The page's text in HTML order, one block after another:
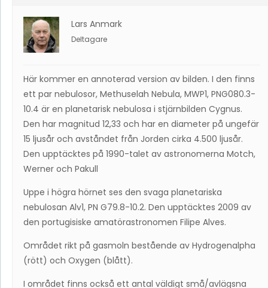
Lars Anmark
Deltagare
Här kommer en annoterad version av bilden. I den finns
ett par nebulosor, Methuselah Nebula, MWP1, PNG080.3-
10.4 är en planetarisk nebulosa i stjärnbilden Cygnus.
Den har magnitud 12,33 och har en diameter på ungefär
15 ljusår och avståndet från Jorden cirka 4.500 ljusår.
Den upptäcktes på 1990-talet av astronomerna Motch,
Werner och Pakull
Uppe i högra hörnet ses den svaga planetariska
nebulosan Alv1, PN G79.8-10.2. Den upptäcktes 2009 av
den portugisiske amatörastronomen Filipe Alves.
Området rikt på gasmoln bestående av Hydrogenalpha
(rött) och Oxygen (blått).
I området finns också ett antal väldigt små/avlägsna